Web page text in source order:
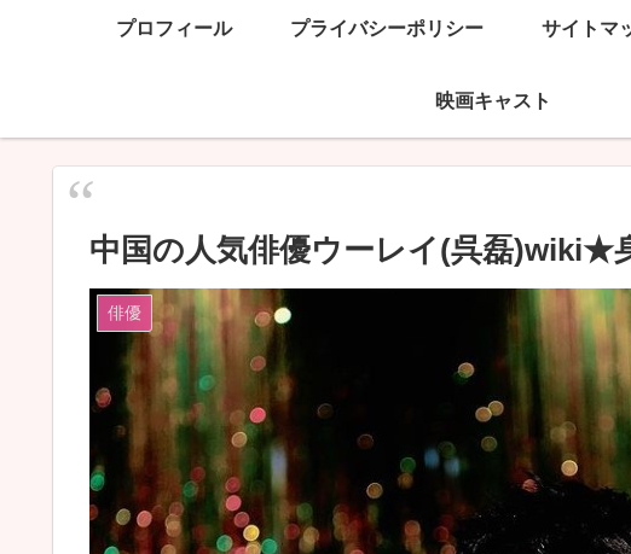
プロフィール プライバシーポリシー サイトマ
映画キャスト
中国の人気俳優ウーレイ(呉磊)wiki★
俳優